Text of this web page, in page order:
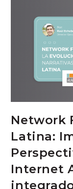
Network
Latina:
Internet